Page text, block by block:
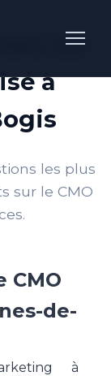
sur
à
les plus
sur le CMO
CMO
de-
à